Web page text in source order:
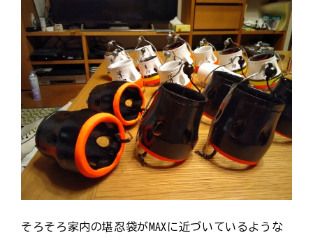
そろそろ家内の堪忍袋がMAXに近づいているような